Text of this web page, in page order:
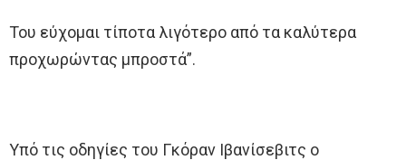
Του εύχομαι τίποτα λιγότερο από τα καλύτερα
προχωρώντας μπροστά”.
Υπό τις οδηγίες του Γκόραν Ιβανίσεβιτς ο